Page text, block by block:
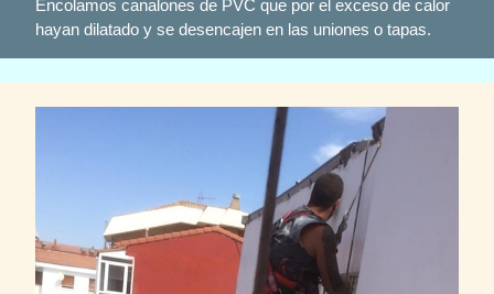
Encolamos canalones de PVC que por el exceso de calor
hayan dilatado y se desencajen en las uniones o tapas.